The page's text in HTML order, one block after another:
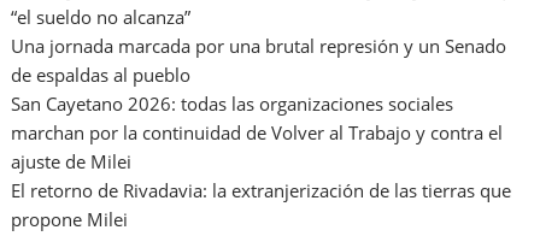
“el sueldo no alcanza”
Una jornada marcada por una brutal represión y un Senado
de espaldas al pueblo
San Cayetano 2026: todas las organizaciones sociales
marchan por la continuidad de Volver al Trabajo y contra el
ajuste de Milei
El retorno de Rivadavia: la extranjerización de las tierras que
propone Milei